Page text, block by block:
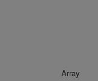
Array